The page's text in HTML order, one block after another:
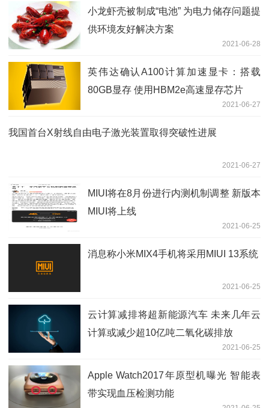
小龙虾壳被制成“电池” 为电力储存问题提
供环境友好解决方案
2021-06-28
英伟达确认A100计算加速显卡：搭载
80GB显存 使用HBM2e高速显存芯片
2021-06-27
我国首台X射线自由电子激光装置取得突破性进展
2021-06-27
MIUI将在8月份进行内测机制调整 新版本
MIUI将上线
2021-06-25
消息称小米MIX4手机将采用MIUI 13系统
2021-06-25
云计算减排将超新能源汽车 未来几年云
计算或减少超10亿吨二氧化碳排放
2021-06-25
Apple Watch2017年原型机曝光 智能表
带实现血压检测功能